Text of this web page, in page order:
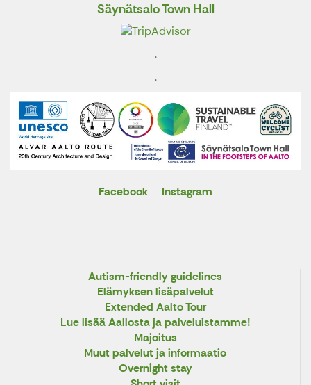
Säynätsalo Town Hall
.
.
Facebook Instagram
Autism-friendly guidelines
Elämyksen lisäpalvelut
Extended Aalto Tour
Lue lisää Aallosta ja palveluistamme!
Majoitus
Muut palvelut ja informaatio
Overnight stay